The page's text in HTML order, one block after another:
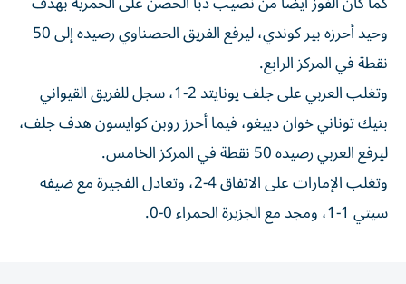
وحيد أحرزه بير كوندي، ليرفع الفريق الحصناوي رصيده إلى 50
نقطة في المركز الرابع.
وتغلب العربي على جلف يونايتد 2-1، سجل للفريق القيواني
بنيك توناني خوان دييغو، فيما أحرز روبن كوايسون هدف جلف،
ليرفع العربي رصيده 50 نقطة في المركز الخامس.
وتغلب الإمارات على الاتفاق 4-2، وتعادل الفجيرة مع ضيفه
سيتي 1-1، ومجد مع الجزيرة الحمراء 0-0.